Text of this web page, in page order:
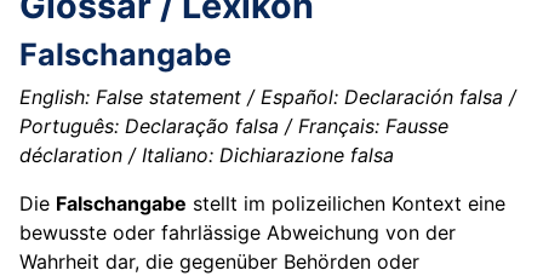
Falschangabe
English: False statement / Español: Declaración falsa /
Português: Declaração falsa / Français: Fausse
déclaration / Italiano: Dichiarazione falsa
Die Falschangabe stellt im polizeilichen Kontext eine
bewusste oder fahrlässige Abweichung von der
Wahrheit dar, die gegenüber Behörden oder